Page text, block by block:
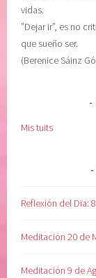
vidas.
”Dejar ir”, es no
que sueño ser.
(Berenice Sáinz
Mis tuits
Reflexión del Dia:
Meditación 20 de
Meditación 9 de